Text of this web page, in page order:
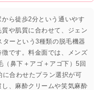
ら徒歩2分という通いやす
や肌質に合わせて、ジェン
ターという3種類の脱毛機器
です。料金面では、メンズ
鼻下＋アゴ＋アゴ下）5回
合わせたプラン選択が可
、麻酔クリームや笑気麻酔